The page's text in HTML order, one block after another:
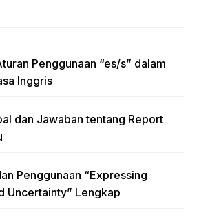
Penggunaan “es/s” dalam
Inggris
dan Jawaban tentang Report
Penggunaan “Expressing
Uncertainty” Lengkap